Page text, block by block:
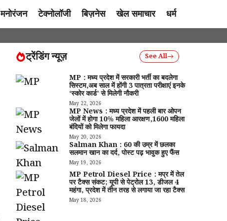
मनोरंजन टेक्नोलॉजी बिज़नेस खेल समाचार धर्म
ट्रेंडिंग न्यूज़ See All
MP : मध्य प्रदेश में सरकारी भर्ती का बदलेगा
सिस्टम,अब साल में होंगी 3 पात्रता परीक्षाएं इनके
‘स्कोर कार्ड’ से मिलेगी नौकरी
May 22, 2026
MP News : मध्य प्रदेश में पहली बार ओपन
जेलों में होगा 10% महिला आरक्षण,1600 महिला
बंदियों को मिलेगा फायदा
May 20, 2026
Salman Khan : 60 की उम्र में छलका
सलमान खान का दर्द, पोस्ट पढ़ भावुक हुए फैंस
May 19, 2026
MP Petrol Diesel Price : मप्र में तेल
पर टैक्स संकट; यूपी से पेट्रोल ₹13, डीजल ₹4
महंगा, प्रदेश में तीन तरह से लगाया जा रहा टैक्स
May 18, 2026